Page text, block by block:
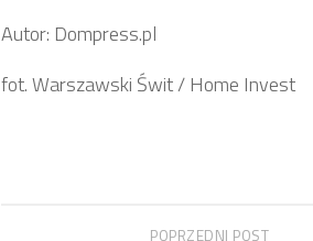
Autor: Dompress.pl
fot. Warszawski Świt / Home Invest
POPRZEDNI POST